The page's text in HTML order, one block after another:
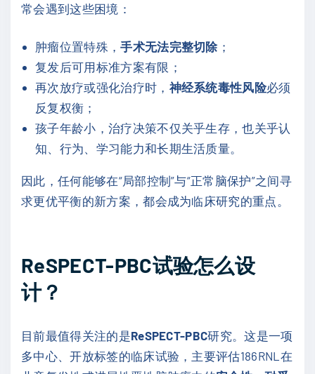
常会遇到这些困境：
肿瘤位置特殊，手术无法完整切除 ；
复发后可用标准方案有限；
再次放疗或强化治疗时， 神经系统毒性风险必须
反复权衡；
孩子年龄小，治疗决策不仅关乎生存，也关乎认
知、行为、学习能力和长期生活质量。
因此，任何能够在“局部控制”与“正常脑保护”之间寻
求更优平衡的新方案，都会成为临床研究的重点。
ReSPECT-PBC试验怎么设
计？
目前最值得关注的是ReSPECT-PBC研究。这是一项
多中心、开放标签的临床试验，主要评估186RNL在